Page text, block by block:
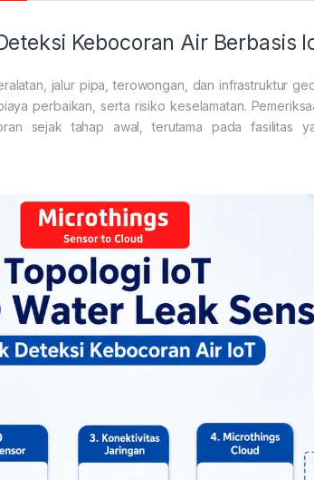
Kebocoran Air Berbasis
jalur pipa, terowongan, dan infrastruktur
perbaikan, serta risiko keselamatan.
sejak tahap awal, terutama pada fasilitas